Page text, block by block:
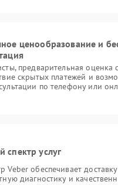
ценообразование и
предварительная оценка
скрытых платежей и
по телефону или
спектр услуг
Veber обеспечивает
диагностику и